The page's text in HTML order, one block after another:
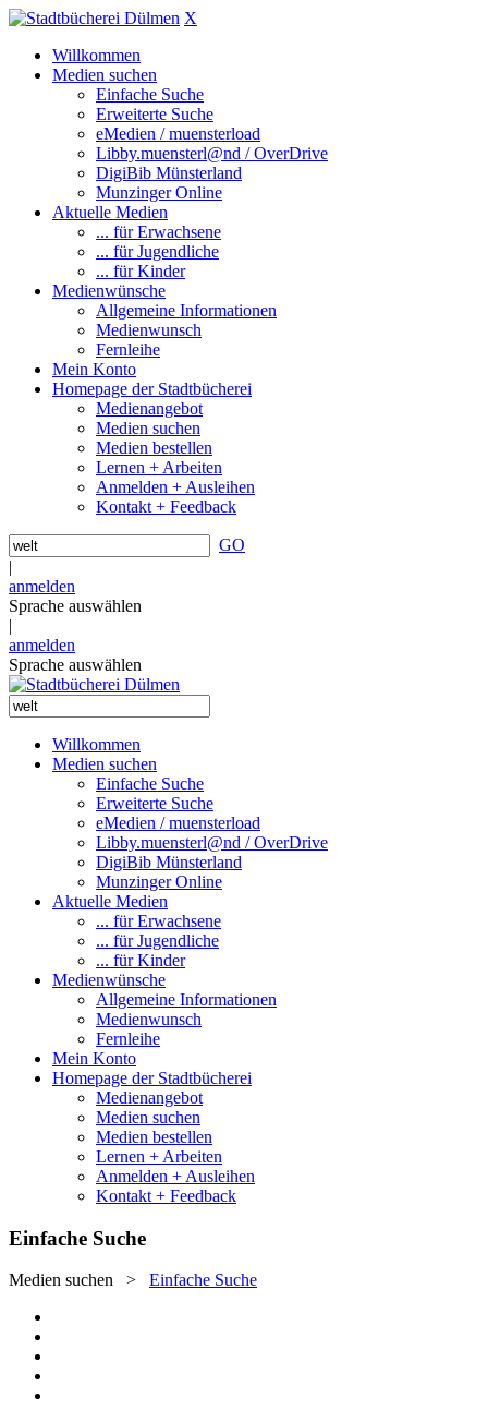
X
Willkommen
Medien suchen
Einfache Suche
Erweiterte Suche
eMedien / muensterload
Libby.muensterl@nd / OverDrive
DigiBib Münsterland
Munzinger Online
Aktuelle Medien
... für Erwachsene
... für Jugendliche
... für Kinder
Medienwünsche
Allgemeine Informationen
Medienwunsch
Fernleihe
Mein Konto
Homepage der Stadtbücherei
Medienangebot
Medien suchen
Medien bestellen
Lernen + Arbeiten
Anmelden + Ausleihen
Kontakt + Feedback
GO
|
anmelden
Sprache auswählen
|
anmelden
Sprache auswählen
Willkommen
Medien suchen
Einfache Suche
Erweiterte Suche
eMedien / muensterload
Libby.muensterl@nd / OverDrive
DigiBib Münsterland
Munzinger Online
Aktuelle Medien
... für Erwachsene
... für Jugendliche
... für Kinder
Medienwünsche
Allgemeine Informationen
Medienwunsch
Fernleihe
Mein Konto
Homepage der Stadtbücherei
Medienangebot
Medien suchen
Medien bestellen
Lernen + Arbeiten
Anmelden + Ausleihen
Kontakt + Feedback
Einfache Suche
Medien suchen > Einfache Suche